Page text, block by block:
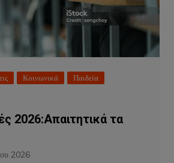
Κοινωνικά
Παιδεία
2026:Απαιτητικά τα
2026